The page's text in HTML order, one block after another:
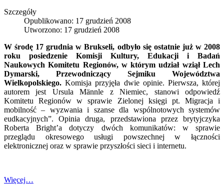
Szczegóły
Opublikowano: 17 grudzień 2008
Utworzono: 17 grudzień 2008
W środę 17 grudnia w Brukseli, odbyło się ostatnie już w 2008
roku posiedzenie Komisji Kultury, Edukacji i Badań
Naukowych Komitetu Regionów, w którym udział wziął Lech
Dymarski, Przewodniczący Sejmiku Województwa
Wielkopolskiego.Komisja przyjęła dwie opinie. Pierwsza, której
autorem jest Ursula Männle z Niemiec, stanowi odpowiedź
Komitetu Regionów w sprawie Zielonej księgi pt. Migracja i
mobilność – wyzwania i szanse dla wspólnotowych systemów
eudkacyjnych”. Opinia druga, przedstawiona przez brytyjczyka
Roberta Bright’a dotyczy dwóch komunikatów: w sprawie
przeglądu okresowego usługi powszechnej w łączności
elektronicznej oraz w sprawie przyszłości sieci i internetu.
Więcej…